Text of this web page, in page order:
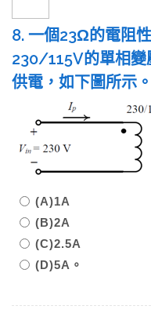
8. 一個23Ω的電阻
230/115V的單相變
供電，如下圖所示
(A)1A
(B)2A
(C)2.5A
(D)5A。